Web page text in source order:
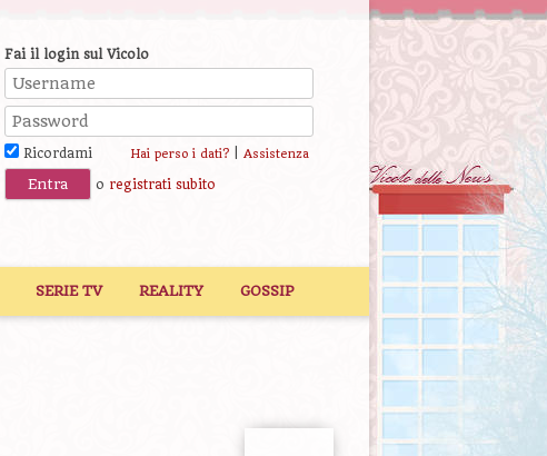
Fai il login sul Vicolo
Ricordami Hai perso i dati?| Assistenza
o registrati subito
SERIE TV REALITY GOSSIP